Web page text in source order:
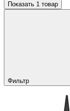
Показать 1 товар
Фильтр